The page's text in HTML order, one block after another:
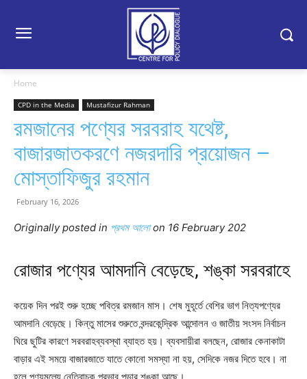
Home
CPD in the Media Mustafizur Rahman
রমজানের পণ্যের সরবরাহ যথেষ্ট,
বাজারজাতকরণে নজরদারি প্রয়োজন –
মোস্তাফিজুর রহমান
February 16, 2026
Originally posted in প্রথম আলোon 16 February 202
রোজার পণ্যের আমদানি বেড়েছে, শঙ্কা সরবরাহে
কয়েক দিন পরই শুরু হচ্ছে পবিত্র রমজান মাস। শেষ মুহূর্তে বেশির ভাগ নিত্যপণ্যের
আমদানি বেড়েছে। কিন্তু মাসের শুরুতে বন্দরকেন্দ্রিক আন্দোলন ও জাতীয় সংসদ নির্বাচন
ঘিরে ছুটির কারণে সরবরাহব্যবস্থা ব্যাহত হয়। ব্যবসায়ীরা বলছেন, রোজার কেনাকাটা
বাড়ার এই সময়ে বাজারজাতে যাতে কোনো সমস্যা না হয়, সেদিকে নজর দিতে হবে। না